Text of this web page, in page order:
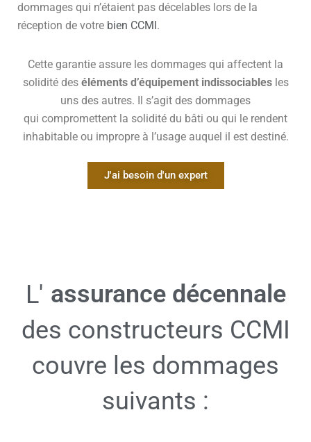
dommages qui n’étaient pas décelables lors de la
réception de votre bien CCMI .
Cette garantie assure les dommages qui affectent la
solidité des éléments d’équipement indissociablesles
uns des autres. Il s’agit des dommages
qui compromettent la solidité du bâti ou qui le rendent
inhabitable ou impropre à l’usage auquel il est destiné.
J'ai besoin d'un expert
L' assurance décennale
des constructeurs CCMI
couvre les dommages
suivants :